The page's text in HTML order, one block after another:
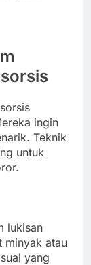
ingin
Teknik
untuk
lukisan
minyak atau
yang